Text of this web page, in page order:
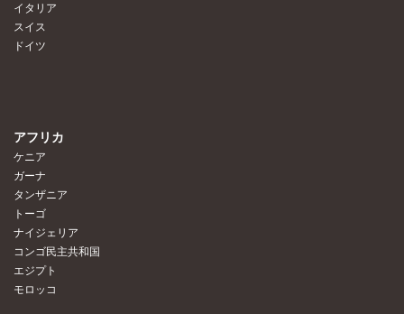
イタリア
スイス
ドイツ
アフリカ
ケニア
ガーナ
タンザニア
トーゴ
ナイジェリア
コンゴ民主共和国
エジプト
モロッコ